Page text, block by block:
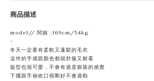
商品描述
model// 闆娘 :169cm/54kg
-
冬天一定要有柔軟又蓬鬆的毛衣
這件的手感跟顏色都很舒服又耐看
版型也很可愛，不會有過度膨脹的感覺
下擺跟手袖收口很剛好不會過勒